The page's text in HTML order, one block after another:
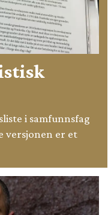
i samfunnsfag
versjonen er et